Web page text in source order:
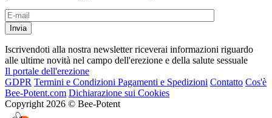
Iscrivendoti alla nostra newsletter riceverai informazioni riguardo
alle ultime novità nel campo dell'erezione e della salute sessuale
Il portale dell'erezione
GDPR Termini e Condizioni Pagamenti e Spedizioni Contatto Cos'è
Bee-Potent.com Dichiarazione sui Cookies
Copyright 2026 © Bee-Potent